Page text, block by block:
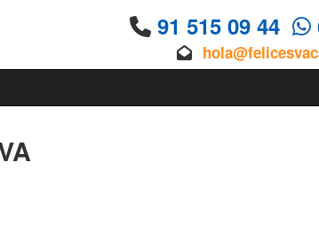
91 515 09 44